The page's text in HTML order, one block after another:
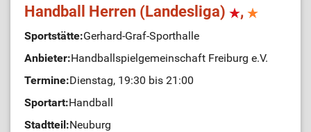
Handball Herren (Landesliga) ,
Sportstätte:Gerhard-Graf-Sporthalle
Anbieter:Handballspielgemeinschaft Freiburg e.V.
Termine:Dienstag, 19:30 bis 21:00
Sportart:Handball
Stadtteil:Neuburg